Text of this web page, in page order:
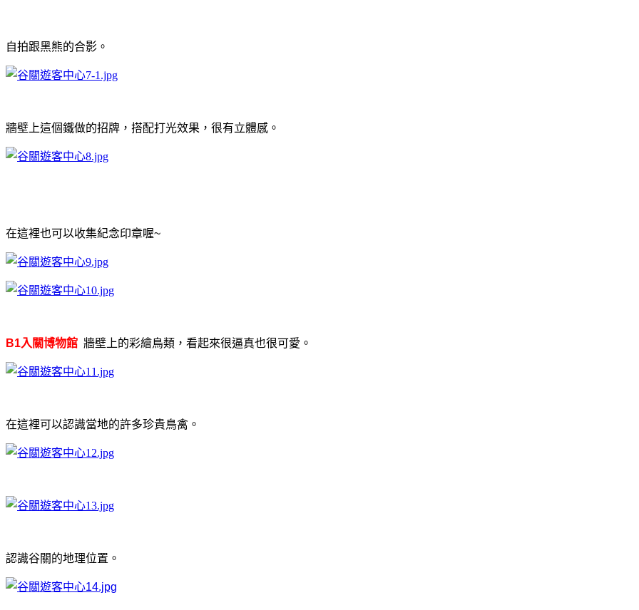
自拍跟黑熊的合影。
牆壁上這個鐵做的招牌，搭配打光效果，很有立體感。
在這裡也可以收集紀念印章喔~
B1入關博物館 牆壁上的彩繪鳥類，看起來很逼真也很可愛。
在這裡可以認識當地的許多珍貴鳥禽。
認識谷關的地理位置。